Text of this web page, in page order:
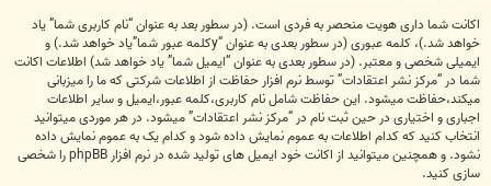
اکانت شما داری هویت منحصر به فردی است. (در سطور بعد به عنوان “نام کاربری شما” یاد
خواهد شد.)، کلمه عبوری (در سطور بعدی به عنوان “yکلمه عبور شما”یاد خواهد شد.) و
ایمیلی شخصی و معتبر. (در سطور بعدی به عنوان “ایمیل شما” یاد خواهد شد) اطلاعات اکانت
شما در “مرکز نشر اعتقادات” توسط نرم افزار حفاظت از اطلاعات شرکتی که ما را میزبانی
میکند،حفاظت میشود. این حفاظت شامل نام کاربری،کلمه عبور،ایمیل و سایر اطلاعات
اجباری و اختیاری در حین ثبت نام در “مرکز نشر اعتقادات” میشود. در هر موردی میتوانید
انتخاب کنید که کدام اطلاعات به عموم نمایش داده شود و کدام یک به عموم نمایش داده
نشود. و همچنین میتوانید از اکانت خود ایمیل های تولید شده در نرم افزار phpBB را شخصی
سازی کنید.